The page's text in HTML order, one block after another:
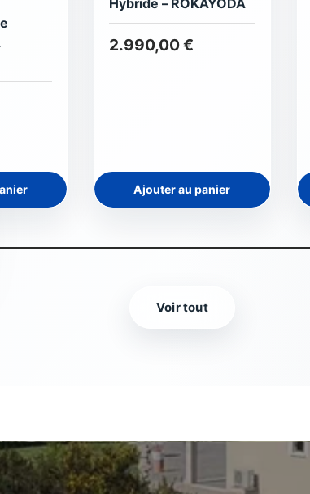
2.990,00 €
Ajouter au panier
Voir tout